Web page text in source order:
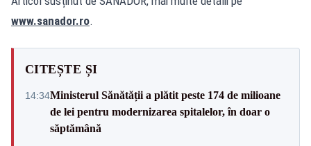
www.sanador.ro.
CITEȘTE ȘI
14:34Ministerul Sănătății a plătit peste 174 de milioane
de lei pentru modernizarea spitalelor, în doar o
săptămână